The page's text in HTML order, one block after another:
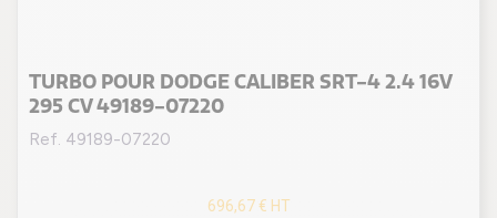
TURBO POUR DODGE CALIBER SRT-4 2.4 16V
295 CV 49189-07220
Ref. 49189-07220
696,67 € HT